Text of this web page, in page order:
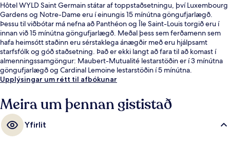
Hôtel WYLD Saint Germain státar af toppstaðsetningu, því Luxembourg
Gardens og Notre-Dame eru í einungis 15 mínútna göngufjarlægð.
Þessu til viðbótar má nefna að Panthéon og Île Saint-Louis torgið eru í
innan við 15 mínútna göngufjarlægð. Meðal þess sem ferðamenn sem
hafa heimsótt staðinn eru sérstaklega ánægðir með eru hjálpsamt
starfsfólk og góð staðsetning. Það er ekki langt að fara til að komast í
almenningssamgöngur: Maubert-Mutualité lestarstöðin er í 3 mínútna
göngufjarlægð og Cardinal Lemoine lestarstöðin í 5 mínútna.
Upplýsingar um rétt til afbókunar
Meira um þennan gististað
Yfirlit